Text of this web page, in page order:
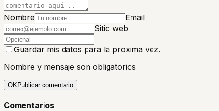
Nombre
Email
Sitio web
Guardar mis datos para la proxima vez.
Nombre y mensaje son obligatorios
OK Publicar comentario
Comentarios